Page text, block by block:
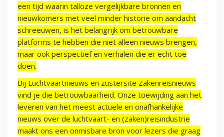
een tijd waarin talloze vergelijkbare bronnen en
nieuwkomers met veel minder historie om aandacht
schreeuwen, is het belangrijk om betrouwbare
platforms te hebben die niet alleen nieuws brengen,
maar ook perspectief en verhalen die er echt toe
doen.
Bij Luchtvaartnieuws en zustersite Zakenreisnieuws
vind je die betrouwbaarheid. Onze toewijding aan het
leveren van het meest actuele en onafhankelijke
nieuws over de luchtvaart- en (zaken)reisindustrie
maakt ons een onmisbare bron voor lezers die graag